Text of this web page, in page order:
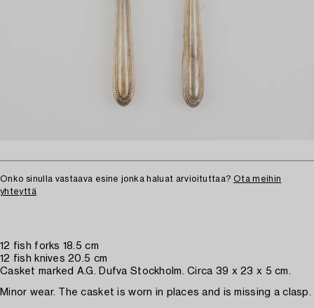
Onko sinulla vastaava esine jonka haluat arvioituttaa? Ota meihin
yhteyttä
12 fish forks 18.5 cm
12 fish knives 20.5 cm
Casket marked A.G. Dufva Stockholm. Circa 39 x 23 x 5 cm.
Minor wear. The casket is worn in places and is missing a clasp.